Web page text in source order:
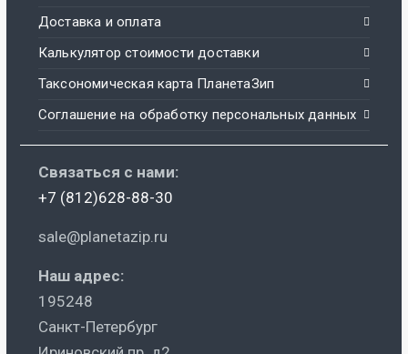
Доставка и оплата
Калькулятор стоимости доставки
Таксономическая карта ПланетаЗип
Соглашение на обработку персональных данных
Связаться с нами:
+7 (812)628-88-30
sale@planetazip.ru
Наш адрес:
195248
Санкт-Петербург